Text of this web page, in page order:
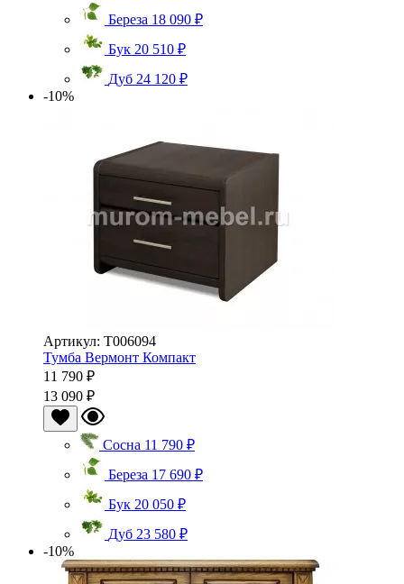
Береза 18 090 ₽
Бук 20 510 ₽
Дуб 24 120 ₽
-10%
Артикул: Т006094
Тумба Вермонт Компакт
11 790 ₽
13 090 ₽
Сосна 11 790 ₽
Береза 17 690 ₽
Бук 20 050 ₽
Дуб 23 580 ₽
-10%